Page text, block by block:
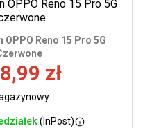
OPPO Reno 15 Pro 5G
zł
(InPost)